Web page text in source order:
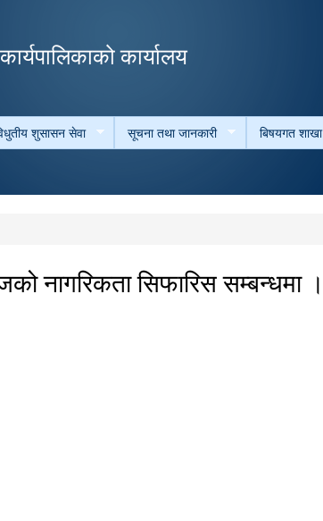
content
कार्यालय
शुसासन सेवा सूचना तथा जानकारी बिषयगत शाखा
नागरिकता सिफारिस सम्बन्धमा ।